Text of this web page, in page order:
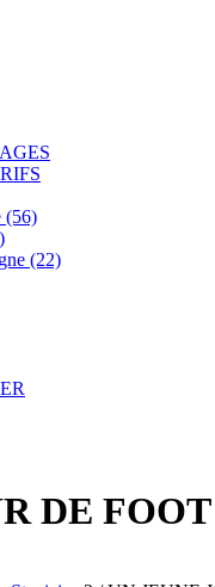
(56)
(22)
DE